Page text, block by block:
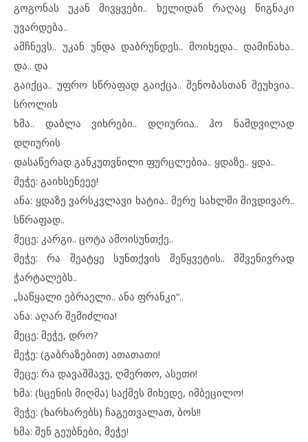
გოგონას უკან მივყვები.. ხელიდან რაღაც წიგნაკი
უვარდება..
ამჩნევს.. უკან უნდა დაბრუნდეს.. მოიხედა.. დამინახა..
და.. და
გაიქცა.. უფრო სწრაფად გაიქცა.. შენობასთან შეუხვია..
სროლის
ხმა.. დაბლა ვიხრები.. დღიურია.. ჰო ნამდვილად
დღიურის
დასაწერად განკუთვნილი ფურცლებია.. ყდაზე.. ყდა..
მეჭე: გაიხსენეეე!
ანა: ყდაზე ვარსკვლავი ხატია.. მერე სახლში მივდივარ..
სწრაფად..
მეცე: კარგი.. ცოტა ამოისუნთქე..
მეჭე: რა შეატყე სუნთქვის შეწყვეტის.. მშვენივრად
ჭარტალებს..
„საწყალი ებრაელი.. ანა ფრანკი“..
ანა: აღარ შემიძლია!
მეცე: მეჭე, დრო?
მეჭე: (გაბრაზებით) ათათათი!
მეცე: რა დავაშშავე, ღმერთო, ასეთი!
ხმა: (სცენის მიღმა) საქმეს მიხედე, იმბეცილო!
მეჭე: (ხარხარებს) ჩაგეთვალათ, ბოს!!
ხმა: შენ გეუბნები, მეჭე!